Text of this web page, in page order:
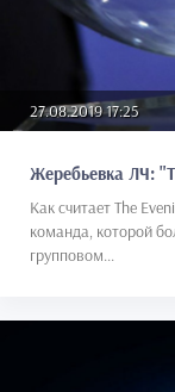
27.08.2019 17:25
Жеребьевка ЛЧ:
Как считает The
команда, которой
групповом...